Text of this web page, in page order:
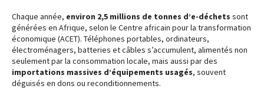
Chaque année, environ 2,5 millions de tonnes d’e-déchets sont
générées en Afrique, selon le Centre africain pour la transformation
économique (ACET). Téléphones portables, ordinateurs,
électroménagers, batteries et câbles s’accumulent, alimentés non
seulement par la consommation locale, mais aussi par des
importations massives d’équipements usagés, souvent
déguisés en dons ou reconditionnements.